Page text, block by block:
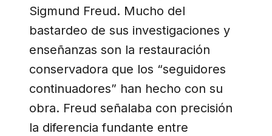
Sigmund Freud. Mucho del
bastardeo de sus investigaciones y
enseñanzas son la restauración
conservadora que los “seguidores
continuadores” han hecho con su
obra. Freud señalaba con precisión
la diferencia fundante entre